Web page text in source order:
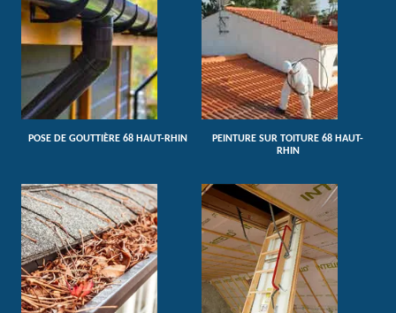
POSE DE GOUTTIÈRE 68 HAUT-RHIN
PEINTURE SUR TOITURE 68 HAUT-
RHIN